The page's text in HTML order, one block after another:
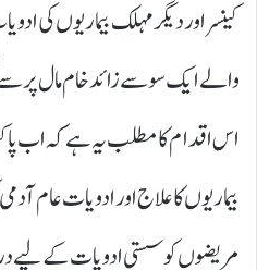
کینسر اور دیگر مہلک بیماریوں کی
والے ایک سو سے زائد خام مال پر سے
اس اقدام کا مطلب یہ ہے کہ اب
بیماریوں کا علاج اور ادویات عام
مریضوں کو سستی ادویات کے لیے